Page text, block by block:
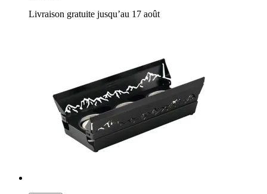
Livraison gratuite jusqu’au 17 août